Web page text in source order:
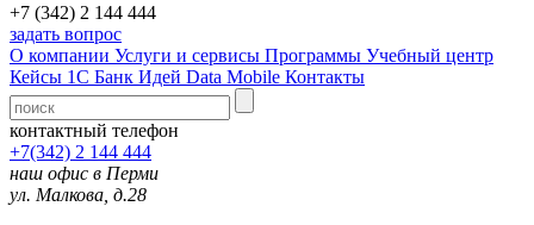
+7 (342) 2 144 444
задать вопрос
О компании Услуги и сервисы Программы Учебный центр
Кейсы 1С Банк Идей Data Mobile Контакты
контактный телефон
+7(342) 2 144 444
наш офис в Перми
ул. Малкова, д.28